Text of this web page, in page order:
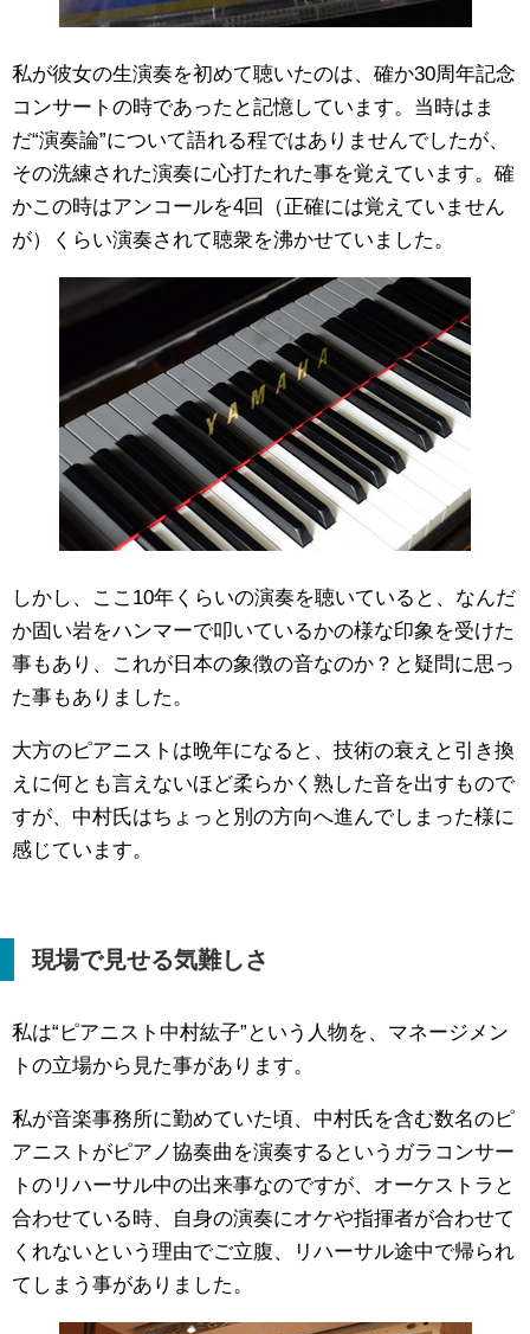
私が彼女の生演奏を初めて聴いたのは、確か30周年記念
コンサートの時であったと記憶しています。当時はま
だ“演奏論”について語れる程ではありませんでしたが、
その洗練された演奏に心打たれた事を覚えています。確
かこの時はアンコールを4回（正確には覚えていません
が）くらい演奏されて聴衆を沸かせていました。
しかし、ここ10年くらいの演奏を聴いていると、なんだ
か固い岩をハンマーで叩いているかの様な印象を受けた
事もあり、これが日本の象徴の音なのか？と疑問に思っ
た事もありました。
大方のピアニストは晩年になると、技術の衰えと引き換
えに何とも言えないほど柔らかく熟した音を出すもので
すが、中村氏はちょっと別の方向へ進んでしまった様に
感じています。
現場で見せる気難しさ
私は“ピアニスト中村紘子”という人物を、マネージメン
トの立場から見た事があります。
私が音楽事務所に勤めていた頃、中村氏を含む数名のピ
アニストがピアノ協奏曲を演奏するというガラコンサー
トのリハーサル中の出来事なのですが、オーケストラと
合わせている時、自身の演奏にオケや指揮者が合わせて
くれないという理由でご立腹、リハーサル途中で帰られ
てしまう事がありました。